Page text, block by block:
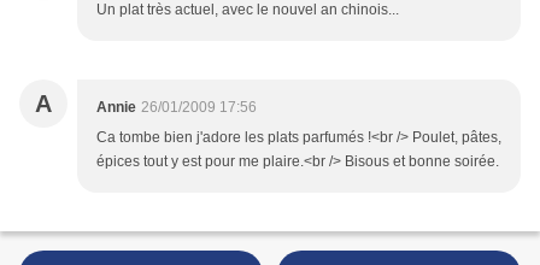
Un plat très actuel, avec le nouvel an chinois...
A Annie 26/01/2009 17:56
Ca tombe bien j'adore les plats parfumés !<br /> Poulet, pâtes,
épices tout y est pour me plaire.<br /> Bisous et bonne soirée.